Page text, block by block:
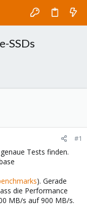
SSDs
#1
Tests finden.
). Gerade
die Performance
MB/s auf 900 MB/s.